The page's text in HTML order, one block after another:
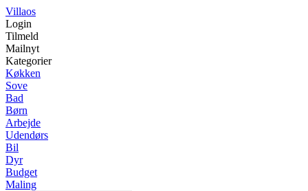
Villaos
Login
Tilmeld
Mailnyt
Kategorier
Køkken
Sove
Bad
Børn
Arbejde
Udendørs
Bil
Dyr
Budget
Maling